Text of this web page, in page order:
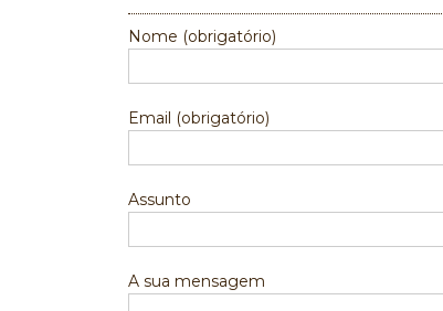
Nome (obrigatório)
Email (obrigatório)
Assunto
A sua mensagem